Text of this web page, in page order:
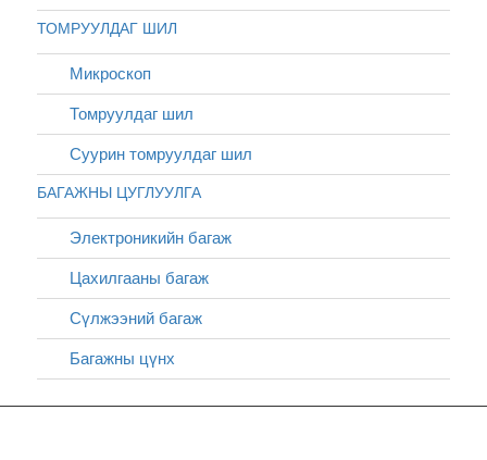
ТОМРУУЛДАГ ШИЛ
Микроскоп
Томруулдаг шил
Суурин томруулдаг шил
БАГАЖНЫ ЦУГЛУУЛГА
Электроникийн багаж
Цахилгааны багаж
Сүлжээний багаж
Багажны цүнх